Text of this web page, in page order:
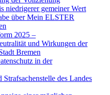
niedrigerer gemeiner Wert
über Mein ELSTER
2025 –
und Wirkungen der
Bremen
in der
Strafsachenstelle des Landes